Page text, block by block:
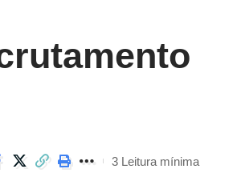
3 Leitura mínima